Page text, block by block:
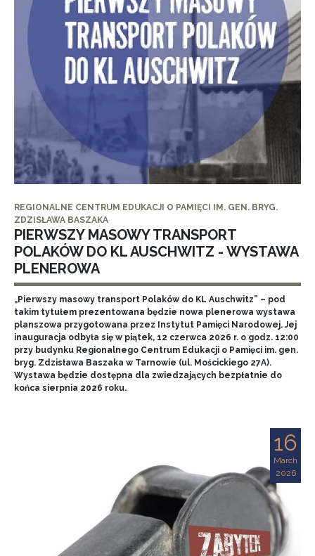
REGIONALNE CENTRUM EDUKACJI O PAMIĘCI IM. GEN. BRYG.
ZDZISŁAWA BASZAKA
PIERWSZY MASOWY TRANSPORT
POLAKÓW DO KL AUSCHWITZ - WYSTAWA
PLENEROWA
„Pierwszy masowy transport Polaków do KL Auschwitz” – pod
takim tytułem prezentowana będzie nowa plenerowa wystawa
planszowa przygotowana przez Instytut Pamięci Narodowej. Jej
inauguracja odbyła się w piątek, 12 czerwca 2026 r. o godz. 12:00
przy budynku Regionalnego Centrum Edukacji o Pamięci im. gen.
bryg. Zdzisława Baszaka w Tarnowie (ul. Mościckiego 27A).
Wystawa będzie dostępna dla zwiedzających bezpłatnie do
końca sierpnia 2026 roku.
16
March
2026